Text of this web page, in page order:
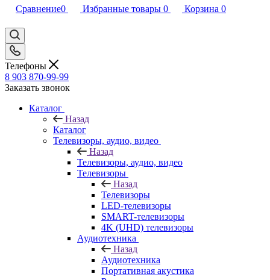
Сравнение0 Избранные товары 0 Корзина 0
Телефоны
8 903 870-99-99
Заказать звонок
Каталог
Назад
Каталог
Телевизоры, аудио, видео
Назад
Телевизоры, аудио, видео
Телевизоры
Назад
Телевизоры
LED-телевизоры
SMART-телевизоры
4K (UHD) телевизоры
Аудиотехника
Назад
Аудиотехника
Портативная акустика